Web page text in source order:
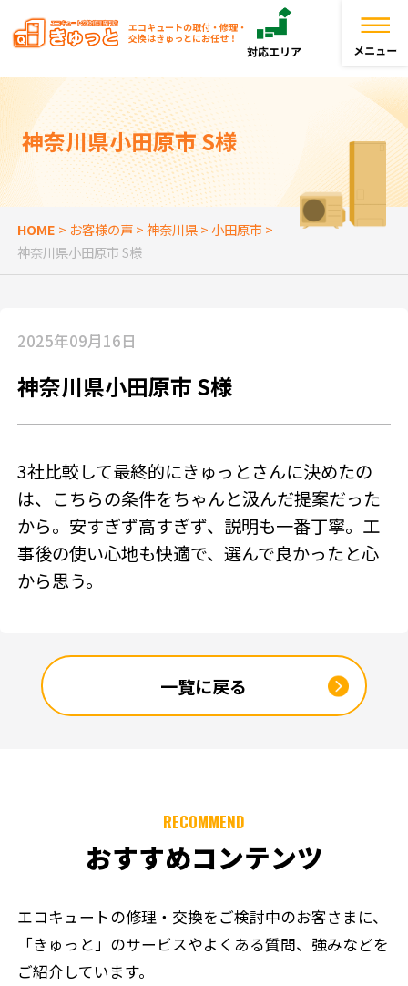
トップページ
きゅっとが選ばれる理由
エコキュートを探す
お役立ち情報
お客様の声
よくある質問
エコキュートの取付・修理・
交換はきゅっとにお任せ！
神奈川県小田原市 S様
HOME > お客様の声>神奈川県> 小田原市 >
神奈川県小田原市 S様
2025年09月16日
神奈川県小田原市 S様
3社比較して最終的にきゅっとさんに決めたの
は、こちらの条件をちゃんと汲んだ提案だった
から。安すぎず高すぎず、説明も一番丁寧。工
事後の使い心地も快適で、選んで良かったと心
から思う。
一覧に戻る
RECOMMEND
おすすめコンテンツ
エコキュートの修理・交換をご検討中のお客さまに、
「きゅっと」のサービスやよくある質問、強みなどを
ご紹介しています。